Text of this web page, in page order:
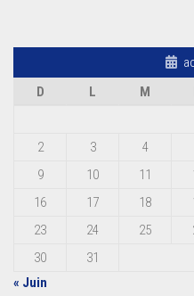
D
L M
2
3 4
9
10 11
16
17 18
23
24 25
30
31
« Juin